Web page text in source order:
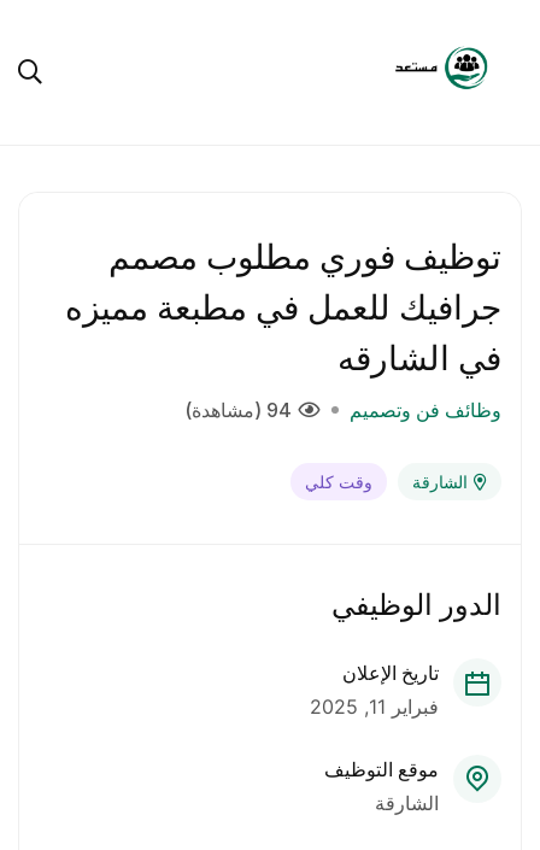
توظيف فوري مطلوب مصمم
جرافيك للعمل في مطبعة مميزه
في الشارقه
وظائف فن وتصميم 94 (مشاهدة)
الشارقة وقت كلي
الدور الوظيفي
تاريخ الإعلان
فبراير 11, 2025
موقع التوظيف
الشارقة